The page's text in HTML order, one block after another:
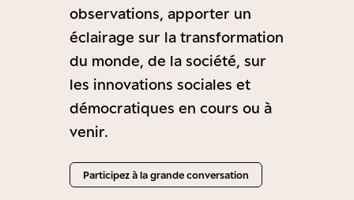
observations, apporter un
éclairage sur la transformation
du monde, de la société, sur
les innovations sociales et
démocratiques en cours ou à
venir.
Participez à la grande conversation